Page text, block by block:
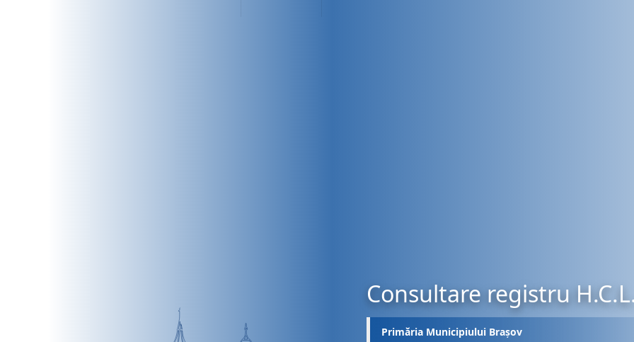
Consultare registru
Primăria Municipiului Brașov